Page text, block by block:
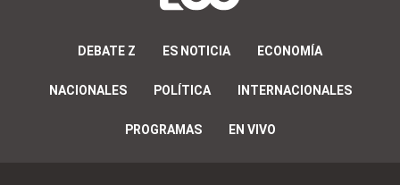
DEBATE Z ES NOTICIA ECONOMÍA
NACIONALES POLÍTICA INTERNACIONALES
PROGRAMAS EN VIVO